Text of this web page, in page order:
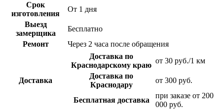
Срок
изготовления
От 1 дня
Выезд
замерщика
Бесплатно
Ремонт
Через 2 часа после обращения
Доставка
Доставка по
Краснодарскому краю
от 30 руб./1 км
Доставка по
Краснодару
от 300 руб.
Бесплатная доставка
при заказе от 200
000 руб.